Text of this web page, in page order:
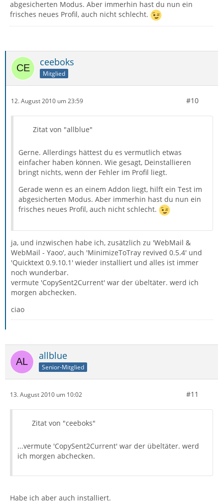
abgesicherten Modus. Aber immerhin hast du nun ein
frisches neues Profil, auch nicht schlecht.
ceeboks
Mitglied
12. August 2010 um 23:59 #10
Zitat von "allblue"
Gerne. Allerdings hättest du es vermutlich etwas
einfacher haben können. Wie gesagt, Deinstallieren
bringt nichts, wenn der Fehler im Profil liegt.
Gerade wenn es an einem Addon liegt, hilft ein Test im
abgesicherten Modus. Aber immerhin hast du nun ein
frisches neues Profil, auch nicht schlecht.
ja, und inzwischen habe ich, zusätzlich zu 'WebMail &
WebMail - Yaoo', auch 'MinimizeToTray revived 0.5.4' und
'Quicktext 0.9.10.1' wieder installiert und alles ist immer
noch wunderbar.
vermute 'CopySent2Current' war der übeltäter. werd ich
morgen abchecken.
ciao
allblue
Senior-Mitglied
13. August 2010 um 10:02 #11
Zitat von "ceeboks"
...vermute 'CopySent2Current' war der übeltäter. werd
ich morgen abchecken.
Habe ich aber auch installiert.